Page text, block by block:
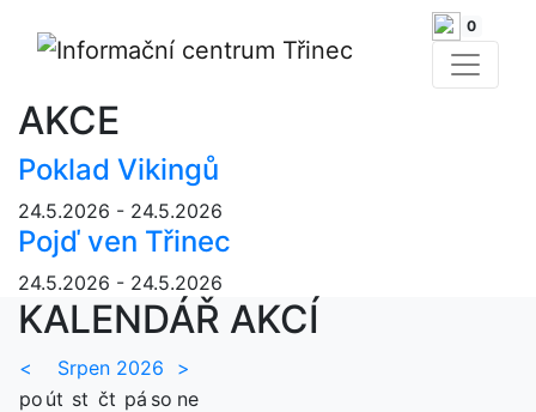
0
AKCE
Poklad Vikingů
24.5.2026 - 24.5.2026
Pojď ven Třinec
24.5.2026 - 24.5.2026
KALENDÁŘ AKCÍ
< Srpen 2026
>
po út st čt pá so ne